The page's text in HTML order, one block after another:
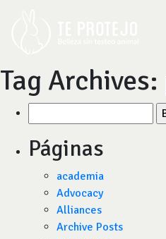
Tag Archives:
por:
Páginas
academia
Advocacy
Alliances
Archive Posts